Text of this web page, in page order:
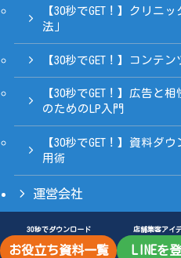
30秒でダウンロード
お役立ち資料一覧
店舗集客アイ
LINEを
【30秒でGET！】クリニ
法」
【30秒でGET！】コンテ
【30秒でGET！】広告と
のためのLP入門
【30秒でGET！】資料ダ
用術
運営会社